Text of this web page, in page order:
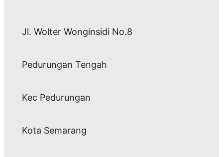
Jl. Wolter Wonginsidi No.8
Pedurungan Tengah
Kec Pedurungan
Kota Semarang